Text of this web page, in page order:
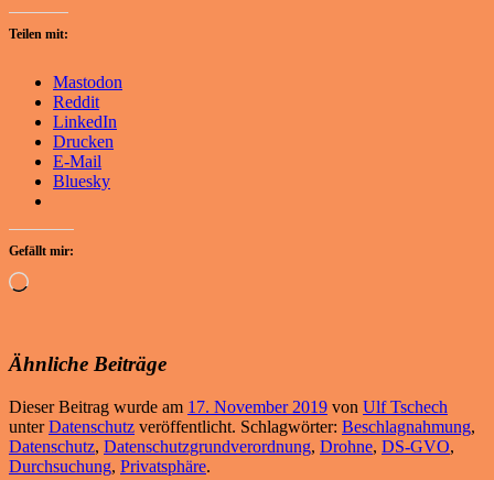
Teilen mit:
Mastodon
Reddit
LinkedIn
Drucken
E-Mail
Bluesky
Gefällt mir:
Wird
Ähnliche Beiträge
Dieser Beitrag wurde am 17. November 2019 von Ulf Tschech
unterDatenschutz veröffentlicht. Schlagwörter: Beschlagnahmung,
Datenschutz, Datenschutzgrundverordnung, Drohne, DS-GVO,
Durchsuchung, Privatsphäre.